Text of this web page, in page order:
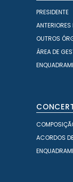
PRESIDENTE
ANTERIORES
OUTROS
ÁREA DE
ACORDOS